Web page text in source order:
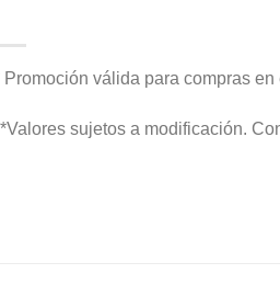
Promoción válida para compras
sujetos a modificación.